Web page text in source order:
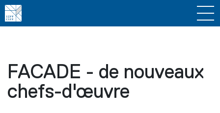
FACADE - de nouveaux
chefs-d'œuvre